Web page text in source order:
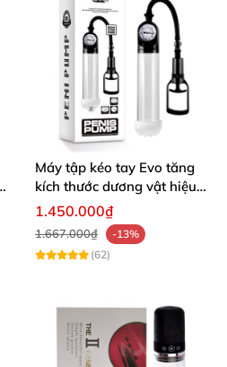
Máy tập kéo tay Evo tăng
kích thước dương vật hiệu
quả
1.450.000₫
1.667.000₫
-13%
(62)